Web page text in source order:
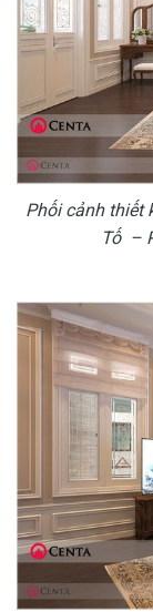
Phối cảnh thiết
Tố –